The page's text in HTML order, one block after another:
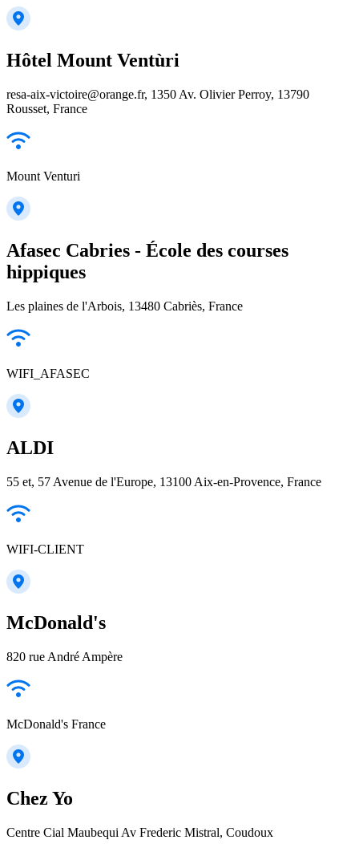
Hôtel Mount Ventùri
resa-aix-victoire@orange.fr, 1350 Av. Olivier Perroy, 13790
Rousset, France
Mount Venturi
Afasec Cabries - École des courses
hippiques
Les plaines de l'Arbois, 13480 Cabriès, France
WIFI_AFASEC
ALDI
55 et, 57 Avenue de l'Europe, 13100 Aix-en-Provence, France
WIFI-CLIENT
McDonald's
820 rue André Ampère
McDonald's France
Chez Yo
Centre Cial Maubequi Av Frederic Mistral, Coudoux